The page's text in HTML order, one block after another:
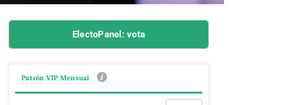
ElectoPanel: vota
Patrón VIP Mensual